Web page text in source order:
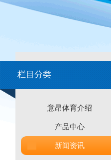
栏目分类
意昂体育介绍
产品中心
新闻资讯